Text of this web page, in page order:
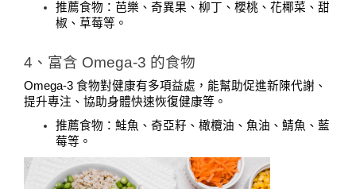
推薦食物：芭樂、奇異果、柳丁、櫻桃、花椰菜、甜
椒、草莓等。
4、富含 Omega-3 的食物
Omega-3 食物對健康有多項益處，能幫助促進新陳代謝、
提升專注、協助身體快速恢復健康等。
推薦食物：鮭魚、奇亞籽、橄欖油、魚油、鯖魚、藍
莓等。